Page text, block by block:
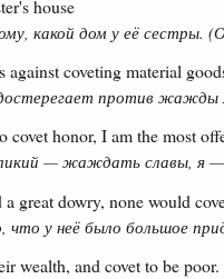
house
какой дом у её сестры.
coveting material
против жажды
covet honor, I am the most
— жаждать славы, я
great dowry, none would
что у неё было большое
wealth, and covet to be poor.